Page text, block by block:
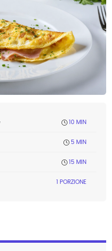
10 MIN
5 MIN
15 MIN
1 PORZIONE